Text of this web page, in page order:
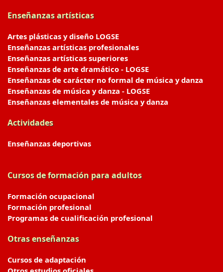
Enseñanzas artísticas
Artes plásticas y diseño LOGSE
Enseñanzas artísticas profesionales
Enseñanzas artísticas superiores
Enseñanzas de arte dramático - LOGSE
Enseñanzas de carácter no formal de música y danza
Enseñanzas de música y danza - LOGSE
Enseñanzas elementales de música y danza
Actividades
Enseñanzas deportivas
Cursos de formación para adultos
Formación ocupacional
Formación profesional
Programas de cualificación profesional
Otras enseñanzas
Cursos de adaptación